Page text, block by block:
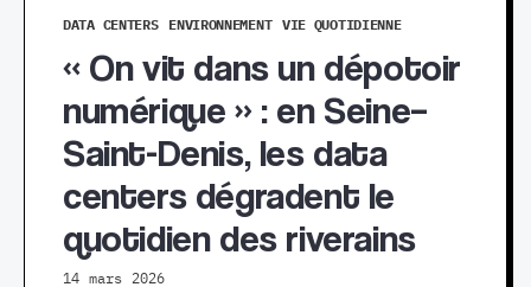
DATA CENTERS ENVIRONNEMENT VIE QUOTIDIENNE
« On vit dans un dépotoir
numérique » : en Seine–
Saint-Denis, les data
centers dégradent le
quotidien des riverains
14 mars 2026